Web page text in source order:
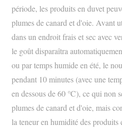
période, les produits en duvet
plumes de canard et d'oie. Avant
dans un endroit frais et sec avec
le goût disparaîtra
ou par temps humide en été, le
pendant 10 minutes (avec une
en dessous de 60 ℃), ce qui non
plumes de canard et d'oie, mais
la teneur en humidité des produits